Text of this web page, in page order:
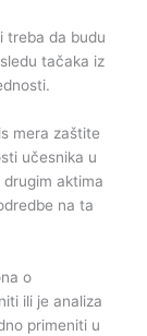
treba da budu
tačaka iz
mera zaštite
učesnika u
aktima
na ta
o
ili je analiza
primeniti u